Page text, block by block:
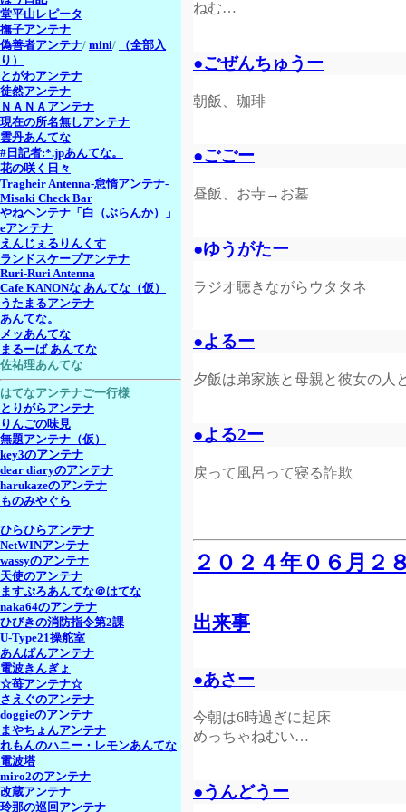
ねむ…
●ごぜんちゅうー
朝飯、珈琲
●ごごー
昼飯、お寺→お墓
●ゆうがたー
ラジオ聴きながらウタタネ
●よるー
夕飯は弟家族と母親と彼女の人
●よる2ー
戻って風呂って寝る詐欺
２０２４年０６月２
出来事
●あさー
今朝は6時過ぎに起床
めっちゃねむい…
●うんどうー
堂平山レピータ
撫子アンテナ
偽善者アンテナ/ mini/
（全部入
り）
とがわアンテナ
徒然アンテナ
ＮＡＮＡアンテナ
現在の所名無しアンテナ
雲丹あんてな
#日記者:*.jpあんてな。
花の咲く日々
Tragheir Antenna-怠惰アンテナ-
Misaki Check Bar
やねヘンテナ「白（ぶらんか）」
eアンテナ
えんじぇるりんくす
ランドスケープアンテナ
Ruri-Ruri Antenna
Cafe KANONな あんてな（仮）
うたまるアンテナ
あんてな。
メッあんてな
まるーば あんてな
佐祐理あんてな
はてなアンテナご一行様
とりがらアンテナ
りんごの味見
無題アンテナ（仮）
key3のアンテナ
dear diaryのアンテナ
harukazeのアンテナ
ものみやぐら
ひらひらアンテナ
NetWINアンテナ
wassyのアンテナ
天使のアンテナ
ますぷろあんてな＠はてな
naka64のアンテナ
ひびきの消防指令第2課
U-Type21操舵室
あんぱんアンテナ
電波きんぎょ
☆苺アンテナ☆
さえぐのアンテナ
doggieのアンテナ
まやちょんアンテナ
れもんのハニー・レモンあんてな
電波塔
miro2のアンテナ
改蔵アンテナ
玲那の巡回アンテナ